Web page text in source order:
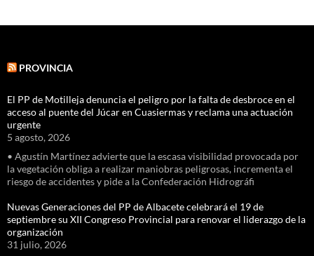
PROVINCIA
El PP de Motilleja denuncia el peligro por la falta de desbroce en el
acceso al puente del Júcar en Cuasiermas y reclama una actuación
urgente
5 agosto, 2026
• Agustín Martínez advierte que la escasa visibilidad provocada por
la vegetación obliga a realizar maniobras peligrosas, incrementa el
riesgo de accidentes y pide a la Confederación Hidrográfi
Nuevas Generaciones del PP de Albacete celebrará el 19 de
septiembre su XII Congreso Provincial para renovar el liderazgo de la
organización
31 julio, 2026